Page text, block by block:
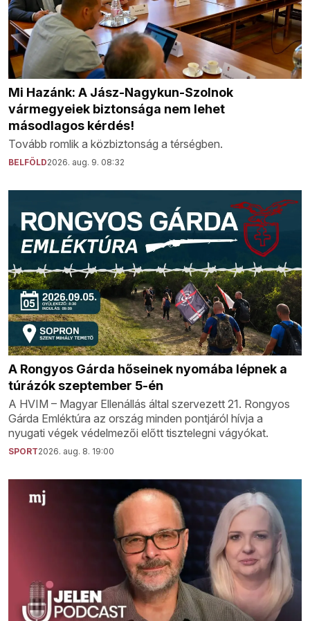
Mi Hazánk: A Jász-Nagykun-Szolnok
vármegyeiek biztonsága nem lehet
másodlagos kérdés!
Tovább romlik a közbiztonság a térségben.
BELFÖLD2026. aug. 9. 08:32
A Rongyos Gárda hőseinek nyomába lépnek a
túrázók szeptember 5-én
A HVIM – Magyar Ellenállás által szervezett 21. Rongyos
Gárda Emléktúra az ország minden pontjáról hívja a
nyugati végek védelmezői előtt tisztelegni vágyókat.
SPORT2026. aug. 8. 19:00